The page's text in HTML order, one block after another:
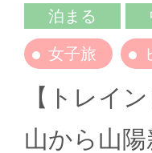
泊まる
女子旅
【トレイ
山から山